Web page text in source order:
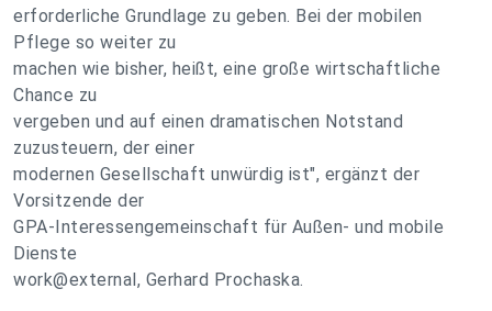
erforderliche Grundlage zu geben. Bei der mobilen
Pflege so weiter zu
machen wie bisher, heißt, eine große wirtschaftliche
Chance zu
vergeben und auf einen dramatischen Notstand
zuzusteuern, der einer
modernen Gesellschaft unwürdig ist", ergänzt der
Vorsitzende der
GPA-Interessengemeinschaft für Außen- und mobile
Dienste
work@external, Gerhard Prochaska.